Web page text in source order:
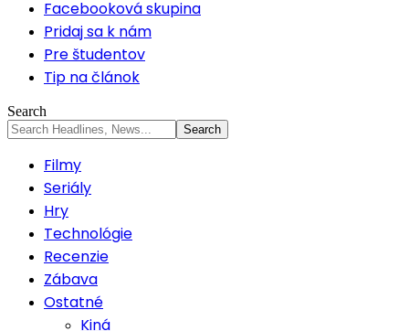
Facebooková skupina
Pridaj sa k nám
Pre študentov
Tip na článok
Search
Filmy
Seriály
Hry
Technológie
Recenzie
Zábava
Ostatné
Kiná